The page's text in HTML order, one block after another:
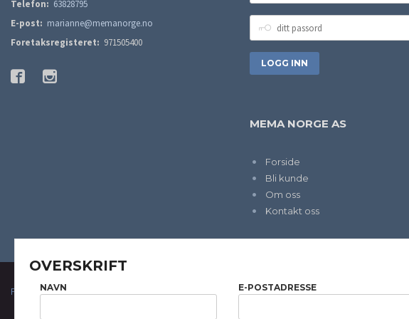
Telefon: 63828795
E-post: marianne@memanorge.no
Foretaksregisteret: 971505400
PASSORD
MEMA NORGE AS
Forside
Bli kunde
Om oss
Kontakt oss
FRAKT KJØPSBETINGELSER SIKKERHET OG PERSONVERN NYHETSBREV
OVERSKRIFT
NAVN E-POSTADRESSE